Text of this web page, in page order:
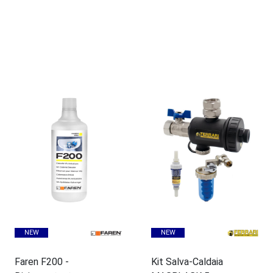
serpentine e sulle parti calde, proteggendo la caldaia
dalle incrostazioni calcaree.
Filtro a rete:Una barriera meccanica supplementare per
garantire che l'acqua in ingresso sia sempre priva di
Oltre alla protezione interna degli impianti, offriamo
soluzioni specifiche per la manutenzione estetica e
NEW
Faren F200 -
NEW
Kit Salva-Caldaia